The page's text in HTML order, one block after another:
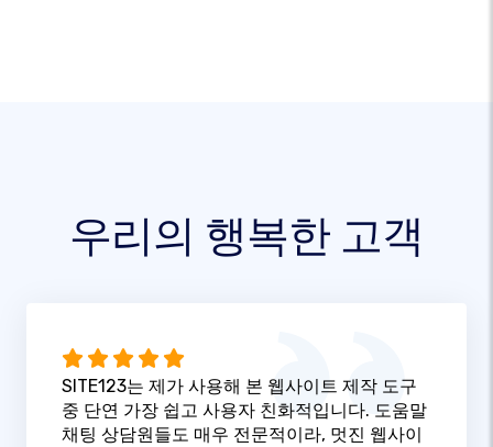
우리의 행복한 고객
SITE123는 제가 사용해 본 웹사이트 제작 도구
중 단연 가장 쉽고 사용자 친화적입니다. 도움말
채팅 상담원들도 매우 전문적이라, 멋진 웹사이